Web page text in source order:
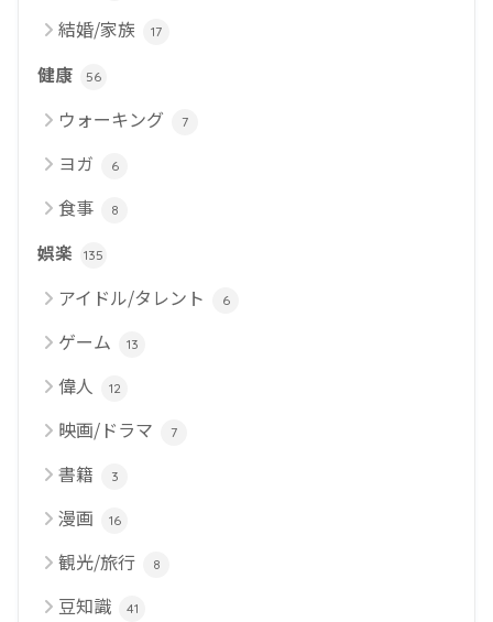
結婚/家族 17
健康 56
ウォーキング 7
ヨガ 6
食事 8
娯楽 135
アイドル/タレント 6
ゲーム 13
偉人 12
映画/ドラマ 7
書籍 3
漫画 16
観光/旅行 8
豆知識 41